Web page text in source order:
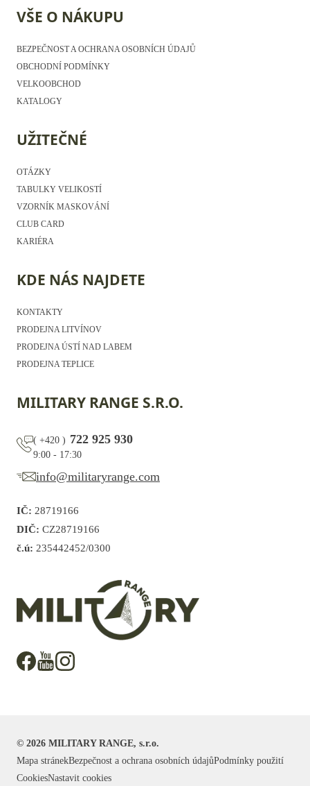
VŠE O NÁKUPU
BEZPEČNOST A OCHRANA OSOBNÍCH ÚDAJŮ
OBCHODNÍ PODMÍNKY
VELKOOBCHOD
KATALOGY
UŽITEČNÉ
OTÁZKY
TABULKY VELIKOSTÍ
VZORNÍK MASKOVÁNÍ
CLUB CARD
KARIÉRA
KDE NÁS NAJDETE
KONTAKTY
PRODEJNA LITVÍNOV
PRODEJNA ÚSTÍ NAD LABEM
PRODEJNA TEPLICE
MILITARY RANGE S.R.O.
( +420 ) 722 925 930
9:00 - 17:30
info@militaryrange.com
IČ: 28719166
DIČ: CZ28719166
č.ú: 235442452/0300
© 2026 MILITARY RANGE, s.r.o.
Mapa stránekBezpečnost a ochrana osobních údajůPodmínky použití
CookiesNastavit cookies